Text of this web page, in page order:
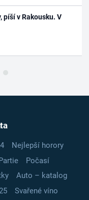
v Rakousku. V
Nejlepší horory
Počasí
Auto – katalog
Svařené víno